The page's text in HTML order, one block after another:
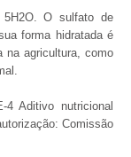
5H2O. O sulfato de
forma hidratada é
na agricultura, como
4 Aditivo nutricional
Comissão